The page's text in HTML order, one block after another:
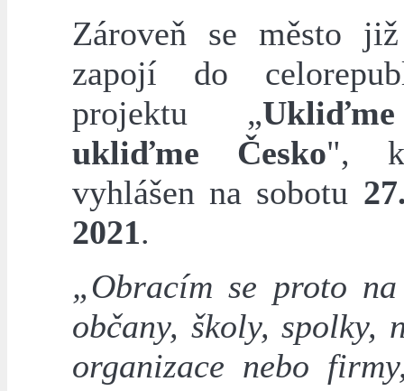
Zároveň se město již
zapojí do
projektu „
ukliďme Česko",
vyhlášen na sobotu
2021.
„Obracím se proto na
občany, školy, spolky,
organizace nebo